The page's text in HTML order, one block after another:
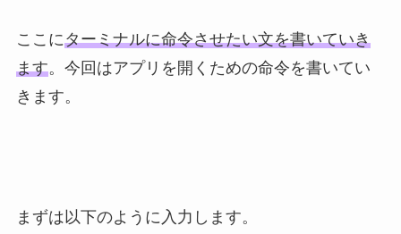
ここにターミナルに命令させたい文を書いていき
ます。今回はアプリを開くための命令を書いてい
きます。
まずは以下のように入力します。